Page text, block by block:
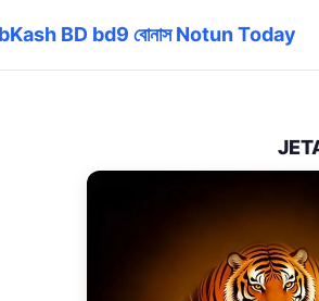
BD bd9 বোনাস Notun Today